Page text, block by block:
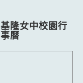
基隆女中校園行
事曆